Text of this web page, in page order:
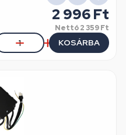
2 996 Ft
Nettó2 359 Ft
KOSÁRBA